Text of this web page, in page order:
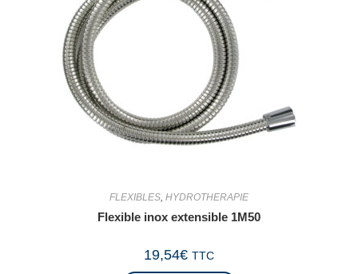
FLEXIBLES HYDROTHERAPIE
Flexible inox extensible 1M50
19,54€ TTC